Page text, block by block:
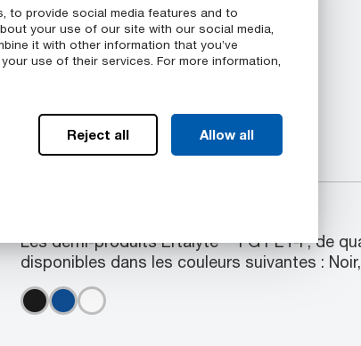
to provide social media features and to
your use of our site with our social media,
it with other information that you’ve
use of their services. For more information,
Reject all Allow all
Les demi-produits Ertalyte™ FG PET-P, de
disponibles dans les couleurs suivantes :